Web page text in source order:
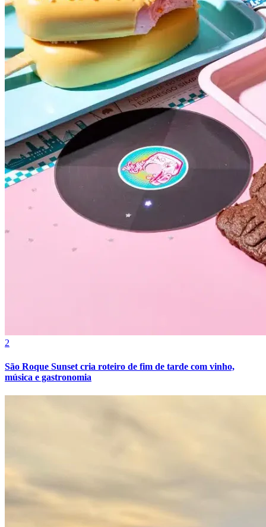
Atlético-MG
Cruzeiro
2
São Roque Sunset cria roteiro de fim de tarde com vinho,
música e gastronomia